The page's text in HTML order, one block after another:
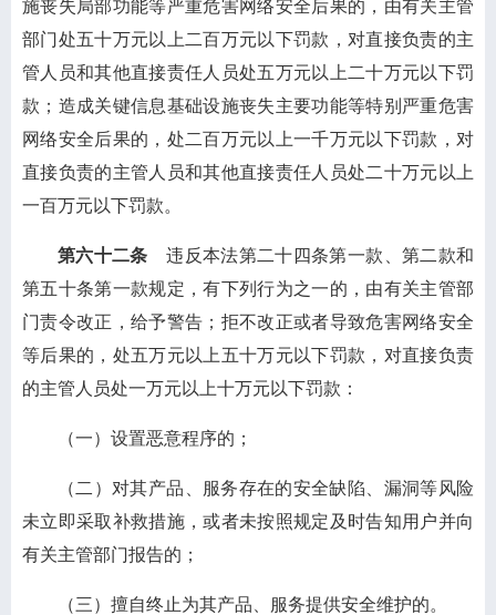
施丧失局部功能等严重危害网络安全后果的，由有关主管
部门处五十万元以上二百万元以下罚款，对直接负责的主
管人员和其他直接责任人员处五万元以上二十万元以下罚
款；造成关键信息基础设施丧失主要功能等特别严重危害
网络安全后果的，处二百万元以上一千万元以下罚款，对
直接负责的主管人员和其他直接责任人员处二十万元以上
一百万元以下罚款。
第六十二条 违反本法第二十四条第一款、第二款和
第五十条第一款规定，有下列行为之一的，由有关主管部
门责令改正，给予警告；拒不改正或者导致危害网络安全
等后果的，处五万元以上五十万元以下罚款，对直接负责
的主管人员处一万元以上十万元以下罚款：
（一）设置恶意程序的；
（二）对其产品、服务存在的安全缺陷、漏洞等风险
未立即采取补救措施，或者未按照规定及时告知用户并向
有关主管部门报告的；
（三）擅自终止为其产品、服务提供安全维护的。